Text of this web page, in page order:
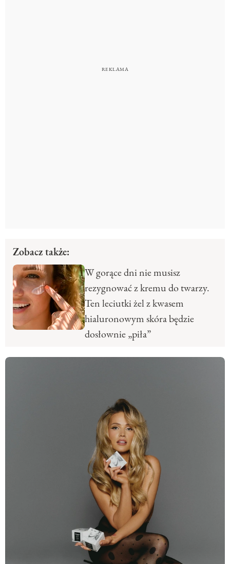
Zobacz także:
W gorące dni nie musisz
rezygnować z kremu do twarzy.
Ten leciutki żel z kwasem
hialuronowym skóra będzie
dosłownie „piła”